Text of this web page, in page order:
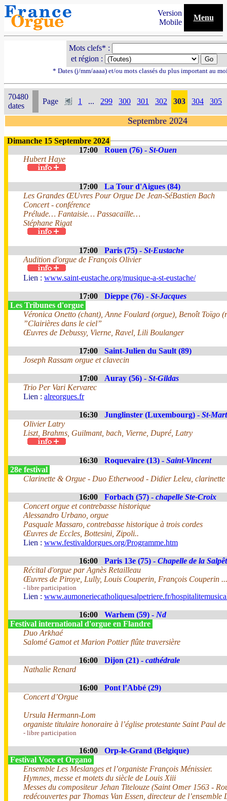
Version
Mobile
Menu
Mots clefs* :
et région :
* Dates (j/mm/aaaa) et/ou mots classés du plus important au
70480
dates
Page 1 ... 299 300 301 302 303 304 305
Septembre 2024
Dimanche 15 Septembre 2024
17:00
Rouen (76) - St-Ouen
Hubert Haye
17:00
La Tour d'Aigues (84)
Les Grandes ŒUvres Pour Orgue De Jean-SéBastien Bach
Concert - conférence
Prélude… Fantaisie… Passacaille…
Stéphane Rigat
17:00 Paris (75) - St-Eustache
Audition d'orgue de François Olivier
Lien : www.saint-eustache.org/musique-a-st-eustache/
17:00 Dieppe (76) - St-Jacques
Les Tribunes d'orgue
Véronica Onetto (chant), Anne Foulard (orgue), Benoît Toïgo
”Clairières dans le ciel”
Œuvres de Debussy, Vierne, Ravel, Lili Boulanger
17:00
Saint-Julien du Sault (89)
Joseph Rassam orgue et clavecin
17:00 Auray (56) - St-Gildas
Trio Per Vari Kervarec
Lien : alreorgues.fr
16:30 Junglinster (Luxembourg) - St-
Olivier Latry
Liszt, Brahms, Guilmant, bach, Vierne, Dupré, Latry
16:30 Roquevaire (13) - Saint-Vincent
28e festival
Clarinette & Orgue - Duo Etherwood - Didier Leleu,
16:00 Forbach (57) - chapelle Ste-Croix
Concert orgue et contrebasse historique
Alessandro Urbano, orgue
Pasquale Massaro, contrebasse historique à trois cordes
Œuvres de Eccles, Bottesini, Zipoli..
Lien : www.festivaldorgues.org/Programme.htm
16:00 Paris 13e (75) - Chapelle de la
Récital d'orgue par Agnès Retailleau
Œuvres de Piroye, Lully, Louis Couperin, François Couperin ...
- libre participation
Lien : www.aumoneriecatholiquesalpetriere.fr/
16:00 Warhem (59) - Nd
Festival international d'orgue en Flandre
Duo Arkhaé
Salomé Gamot et Marion Pottier flûte traversière
16:00 Dijon (21) - cathédrale
Nathalie Renard
16:00
Pont l’Abbé (29)
Concert d’Orgue
Ursula Hermann-Lom
organiste titulaire honoraire à l’église protestante Saint Paul
- libre participation
16:00
Orp-le-Grand (Belgique)
Festival Voce et Organo
Ensemble Les Meslanges et l’organiste François Ménissier.
Hymnes, messe et motets du siècle de Louis Xiii
Messes du compositeur Jehan Titelouze (Saint Omer 1563 -
redécouvertes par Thomas Van Essen, directeur de l’ensemble